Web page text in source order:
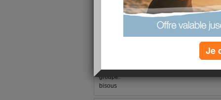
1 - 2 de 2 « ‹ Préc. 1 Suiv. › »
anitast78
coucou il est bien tard mais je t'ai mis
groupe.
bisous
Je